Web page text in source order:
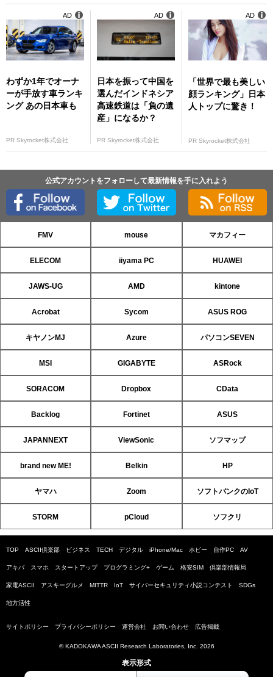
わずか1年でオーナ
ーが手放す車ランキ
ング あの日本車も
PR Skyrocket株式会社
AD
日本を振って中国を
選んだインドネシア
高速鉄道は「負の遺
産」になるか？
PR Skyrocket株式会社
AD
「世界で最も美しい
顔ランキング」日本
人トップに驚き！
PR Skyrocket株式会社
AD
公式アカウントをフォローして最新情報を手に入れよう
FMV mouse マカフィー
ELECOM iiyama PC HUAWEI
JAWS-UG AMD kintone
Acrobat Sycom ASUS ROG
キヤノンMJ Azure パソコンSEVEN
MSI GIGABYTE ASRock
SORACOM Dropbox CData
Backlog Fortinet ASUS
JAPANNEXT ViewSonic ソフマップ
brand new ME! Belkin HP
ヤマハ Zoom ソフトバンクのIoT
STORM pCloud ソフクリ
TOP ASCII倶楽部 ビジネス TECH デジタル iPhone/Mac ホビー 自作PC AV
アキバ スマホ スタートアップ プログラミング+ ゲーム 格安SIM 倶楽部情報局
家電ASCII アスキーグルメ MITTR IoT サイバーセキュリティ小説コンテスト SDGs
地方活性
サイトポリシー プライバシーポリシー 運営会社 お問い合わせ 広告掲載
© KADOKAWA ASCII Research Laboratories, Inc. 2026
表示形式